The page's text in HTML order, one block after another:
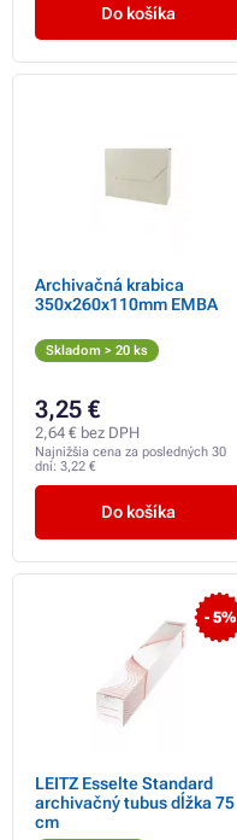
Do košíka
Archivačná krabica
350x260x110mm EMBA
Skladom > 20 ks
3,25 €
2,64 € bez DPH
Najnižšia cena za posledných 30
dní: 3,22 €
Do košíka
- 5%
LEITZ Esselte Standard
archivačný tubus dĺžka 75
cm